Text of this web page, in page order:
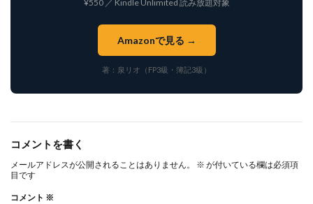
¥550 ／ Kindle Unlimited 読み放題対象
Amazonで見る →
著：泉リオ（FP3級・簿記3級）
コメントを書く
メールアドレスが公開されることはありません。 ※ が付いている欄は必須項
目です
コメント ※